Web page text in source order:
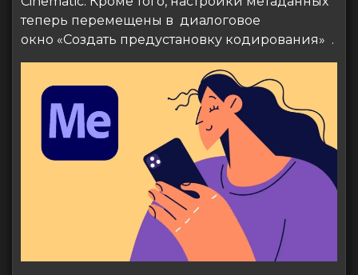
теперь перемещены в диалоговое
окно «Создать предустановку кодирования» .